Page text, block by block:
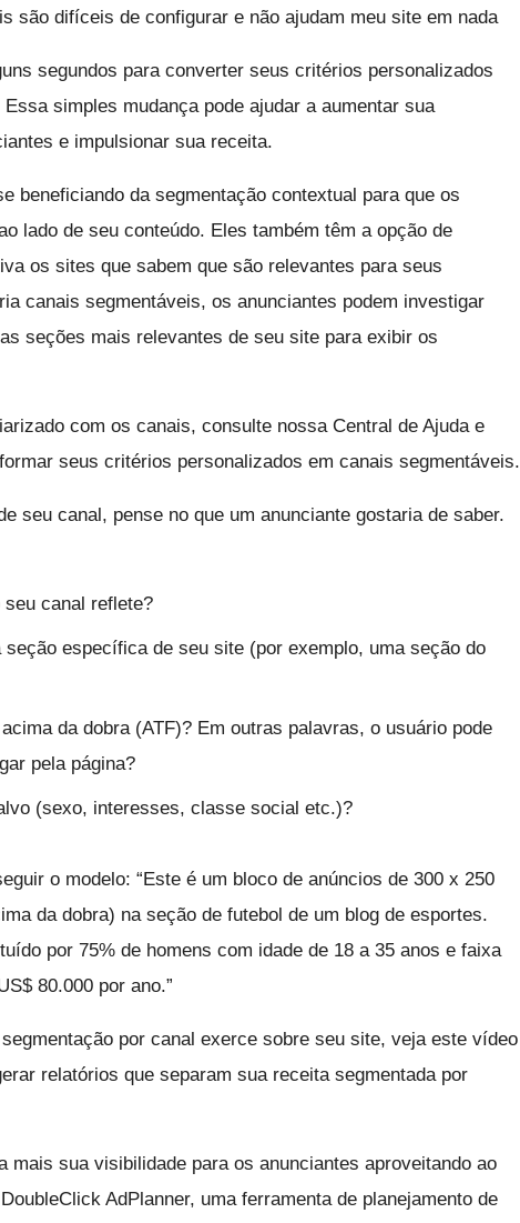
são difíceis de configurar e não ajudam meu site em nada
segundos para converter seus critérios personalizados
simples mudança pode ajudar a aumentar sua
e impulsionar sua receita.
beneficiando da segmentação contextual para que os
lado de seu conteúdo. Eles também têm a opção de
os sites que sabem que são relevantes para seus
canais segmentáveis, os anunciantes podem investigar
seções mais relevantes de seu site para exibir os
com os canais, consulte nossa Central de Ajuda e
seus critérios personalizados em canais segmentáveis.
seu canal, pense no que um anunciante gostaria de saber.
canal reflete?
específica de seu site (por exemplo, uma seção do
da dobra (ATF)? Em outras palavras, o usuário pode
pela página?
(sexo, interesses, classe social etc.)?
o modelo: “Este é um bloco de anúncios de 300 x 250
da dobra) na seção de futebol de um blog de esportes.
por 75% de homens com idade de 18 a 35 anos e faixa
80.000 por ano.”
por canal exerce sobre seu site, veja este vídeo
relatórios que separam sua receita segmentada por
mais sua visibilidade para os anunciantes aproveitando ao
AdPlanner, uma ferramenta de planejamento de